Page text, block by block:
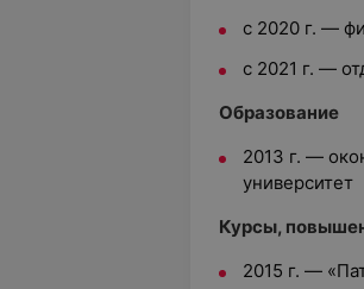
с 2020 г. —
с 2021 г. —
Образование
2013 г. —
университет
Курсы,
2015 г. —